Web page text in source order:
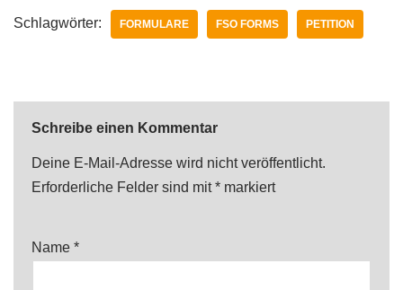
Schlagwörter: FORMULARE FSO FORMS PETITION
Schreibe einen Kommentar
Deine E-Mail-Adresse wird nicht veröffentlicht.
Erforderliche Felder sind mit* markiert
Name *